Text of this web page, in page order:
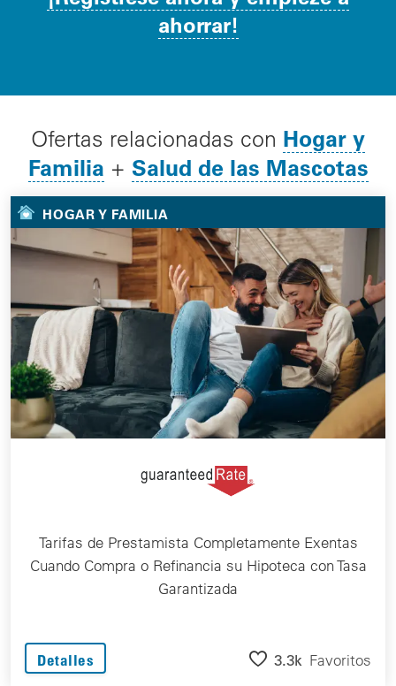
ahorrar!
Ofertas relacionadas con Hogar y
Familia + Salud de las Mascotas
HOGAR Y FAMILIA
Tarifas de Prestamista Completamente Exentas
Cuando Compra o Refinancia su Hipoteca con Tasa
Garantizada
Detalles 3.3k Favoritos